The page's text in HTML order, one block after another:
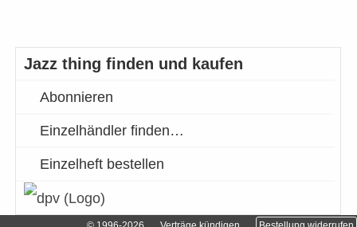
Jazz thing finden und kaufen
Abonnieren
Einzelhändler finden…
Einzelheft bestellen